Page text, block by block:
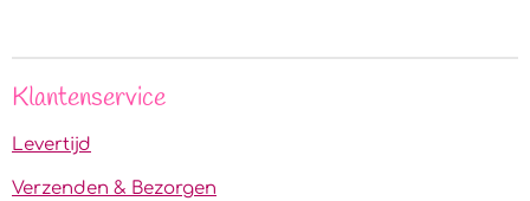
Klantenservice
Levertijd
Verzenden & Bezorgen